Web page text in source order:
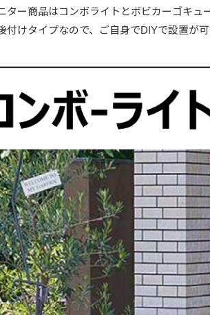
ター商品はコンボライトとボビカーゴキュ
付けタイプなので、ご自身でDIYで設置が